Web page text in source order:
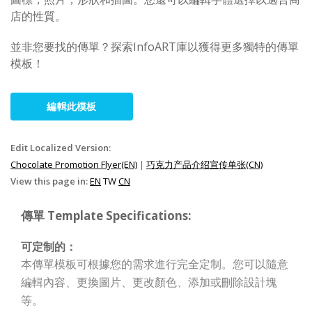
店的性質。
並非您要找的傳單？探索InfoART庫以獲得更多獨特的傳單
模板！
編輯此模板
Edit Localized Version:
Chocolate Promotion Flyer(EN) | 巧克力产品介绍宣传单张(CN)
View this page in:EN TWCN
傳單 Template Specifications:
可定制的：
本傳單模板可根據您的需求進行完全定制。您可以隨意
編輯內容、更換圖片、更改顏色、添加或刪除設計塊
等。